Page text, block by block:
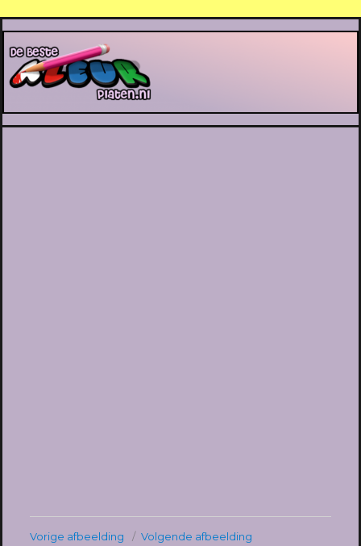
De Beste Kleurplaten
Vorige afbeelding Volgende afbeelding